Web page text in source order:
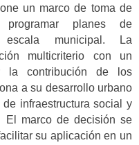
un marco de toma de
planes de
escala municipal. La
multicriterio con un
la contribución de los
a su desarrollo urbano
infraestructura social y
El marco de decisión se
su aplicación en un